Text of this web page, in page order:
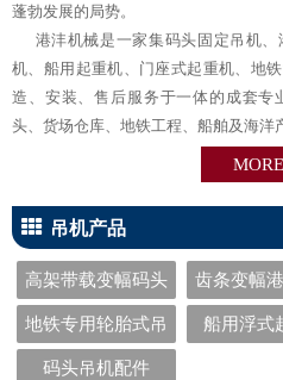
蓬勃发展的局势。
港沣机械是一家集码头固定吊机
机、船用起重机、门座式起重机、地
造、安装、售后服务于一体的成套
头、货场仓库、地铁工程、船舶及海洋
MORE
吊机产品
高架带载变幅码头
固定吊机
齿条变幅
地铁专用轮胎式吊
机
船用浮式
码头吊机配件